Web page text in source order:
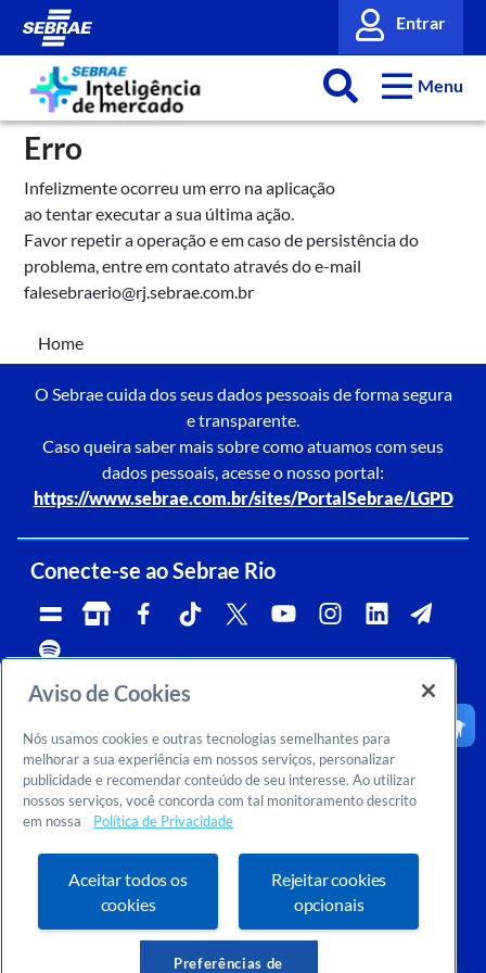
Entrar
Menu
Erro
Infelizmente ocorreu um erro na aplicação
ao tentar executar a sua última ação.
Favor repetir a operação e em caso de persistência do
problema, entre em contato através do e-mail
falesebraerio@rj.sebrae.com.br
Home
O Sebrae cuida dos seus dados pessoais de forma segura
e transparente.
Caso queira saber mais sobre como atuamos com seus
dados pessoais, acesse o nosso portal:
https://www.sebrae.com.br/sites/PortalSebrae/LGPD
Conecte-se ao Sebrae Rio
Telefone:
0800 570 0800
Whatsapp e Telegram:
(21)96576-7825
Ouvidoria:
CNPJ:
29.737.103/0001-10
Email:
falesebraerio@rj.sebrae.com.br
Sebrae Inteligência de Mercado
Dúvidas? Consulte o FAQOu entre em contato conosco:
Aviso de Cookies
Nós usamos cookies e outras tecnologias semelhantes para
melhorar a sua experiência em nossos serviços, personalizar
publicidade e recomendar conteúdo de seu interesse. Ao utilizar
nossos serviços, você concorda com tal monitoramento descrito
em nossa
Política de Privacidade
Aceitar todos os
cookies
Rejeitar cookies
opcionais
Preferências de